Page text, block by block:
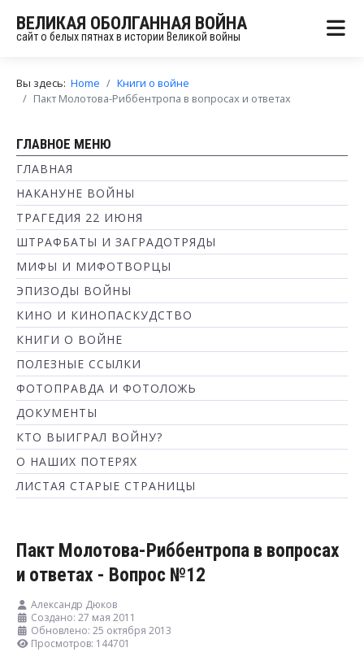
ВЕЛИКАЯ ОБОЛГАННАЯ ВОЙНА
сайт о белых пятнах в истории Великой войны
Вы здесь: Home
Книги о войне
Пакт Молотова-Риббентропа в вопросах и ответах
ГЛАВНОЕ МЕНЮ
ГЛАВНАЯ
НАКАНУНЕ ВОЙНЫ
ТРАГЕДИЯ 22 ИЮНЯ
ШТРАФБАТЫ И ЗАГРАДОТРЯДЫ
МИФЫ И МИФОТВОРЦЫ
ЭПИЗОДЫ ВОЙНЫ
КИНО И КИНОПАСКУДСТВО
КНИГИ О ВОЙНЕ
ПОЛЕЗНЫЕ ССЫЛКИ
ФОТОПРАВДА И ФОТОЛОЖЬ
ДОКУМЕНТЫ
КТО ВЫИГРАЛ ВОЙНУ?
О НАШИХ ПОТЕРЯХ
ЛИСТАЯ СТАРЫЕ СТРАНИЦЫ
Пакт Молотова-Риббентропа в вопросах
и ответах - Вопрос №12
Александр Дюков
Создано: 27 мая 2011
Обновлено: 25 октября 2013
Просмотров: 144701